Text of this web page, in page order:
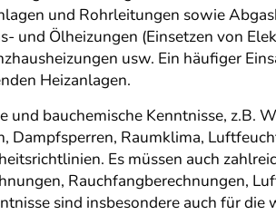
und Rohrleitungen sowie
und Ölheizungen (Einsetzen von
usw. Ein häufiger
Heizanlagen.
bauchemische Kenntnisse, z.B.
Dampfsperren, Raumklima,
Es müssen auch
Rauchfangberechnungen,
sind insbesondere auch für